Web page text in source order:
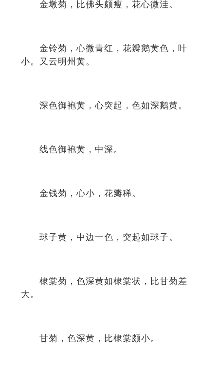
金墩菊，比佛头颇瘦，花心微洼。
金铃菊，心微青红，花瓣鹅黄色，叶
小。又云明州黄。
深色御袍黄，心突起，色如深鹅黄。
线色御袍黄，中深。
金钱菊，心小，花瓣稀。
球子黄，中边一色，突起如球子。
棣棠菊，色深黄如棣棠状，比甘菊差
大。
甘菊，色深黄，比棣棠颇小。